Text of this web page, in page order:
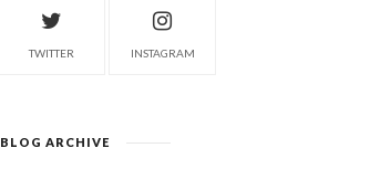
TWITTER INSTAGRAM
BLOG ARCHIVE